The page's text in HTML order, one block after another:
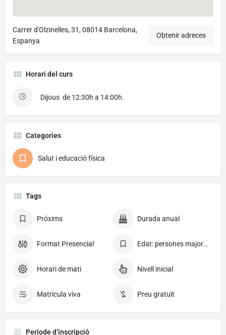
Carrer d'Olzinelles, 31, 08014 Barcelona,
Espanya
Obtenir adreces
Horari del curs
Dijous de 12:30h a 14:00h.
Categories
Salut i educació física
Tags
Próxims Durada anual
Format Presencial Edat: persones majors de 65 anys
Horari de matí Nivell inicial
Matrícula viva Preu gratuït
Període d’inscripció